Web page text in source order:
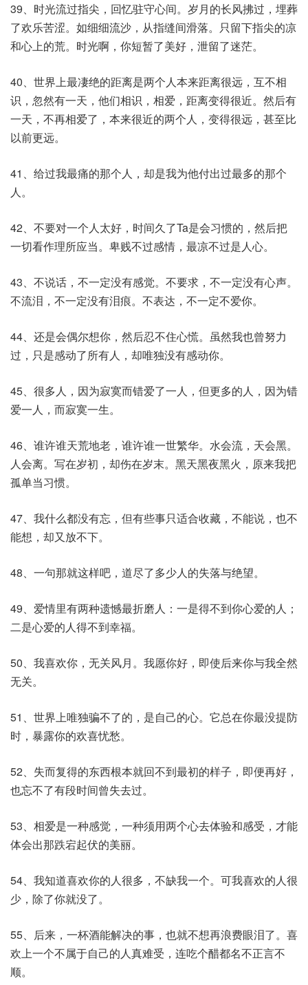
39、时光流过指尖，回忆驻守心间。岁月的长风拂过，埋葬
了欢乐苦涩。如细细流沙，从指缝间滑落。只留下指尖的凉
和心上的荒。时光啊，你短暂了美好，泄留了迷茫。
40、世界上最凄绝的距离是两个人本来距离很远，互不相
识，忽然有一天，他们相识，相爱，距离变得很近。然后有
一天，不再相爱了，本来很近的两个人，变得很远，甚至比
以前更远。
41、给过我最痛的那个人，却是我为他付出过最多的那个
人。
42、不要对一个人太好，时间久了Ta是会习惯的，然后把
一切看作理所应当。卑贱不过感情，最凉不过是人心。
43、不说话，不一定没有感觉。不要求，不一定没有心声。
不流泪，不一定没有泪痕。不表达，不一定不爱你。
44、还是会偶尔想你，然后忍不住心慌。虽然我也曾努力
过，只是感动了所有人，却唯独没有感动你。
45、很多人，因为寂寞而错爱了一人，但更多的人，因为错
爱一人，而寂寞一生。
46、谁许谁天荒地老，谁许谁一世繁华。水会流，天会黑。
人会离。写在岁初，却伤在岁末。黑天黑夜黑火，原来我把
孤单当习惯。
47、我什么都没有忘，但有些事只适合收藏，不能说，也不
能想，却又放不下。
48、一句那就这样吧，道尽了多少人的失落与绝望。
49、爱情里有两种遗憾最折磨人：一是得不到你心爱的人；
二是心爱的人得不到幸福。
50、我喜欢你，无关风月。我愿你好，即使后来你与我全然
无关。
51、世界上唯独骗不了的，是自己的心。它总在你最没提防
时，暴露你的欢喜忧愁。
52、失而复得的东西根本就回不到最初的样子，即便再好，
也忘不了有段时间曾失去过。
53、相爱是一种感觉，一种须用两个心去体验和感受，才能
体会出那跌宕起伏的美丽。
54、我知道喜欢你的人很多，不缺我一个。可我喜欢的人很
少，除了你就没了。
55、后来，一杯酒能解决的事，也就不想再浪费眼泪了。喜
欢上一个不属于自己的人真难受，连吃个醋都名不正言不
顺。